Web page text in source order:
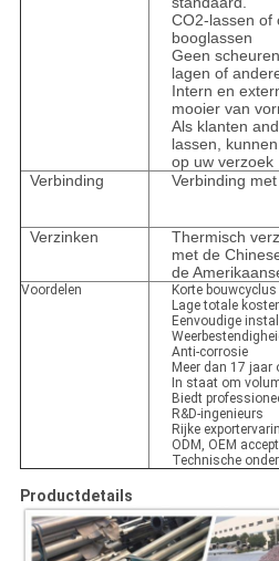
CO2-lassen of
booglassen
Geen
lagen of
Intern en
mooier van
Als klanten
lassen,
op uw verzoek
Verbinding
Verbinding
Verzinken
Thermisch
met de
de
Voordelen
Korte bouwcyclus
Lage totale
Eenvoudige
Anti-corrosie
Meer dan 17 jaar
In staat om
Biedt
R&D-ingenieurs
Rijke
ODM, OEM
Technische
Productdetails